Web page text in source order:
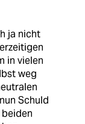
ja nicht
in vielen
weg
Schuld